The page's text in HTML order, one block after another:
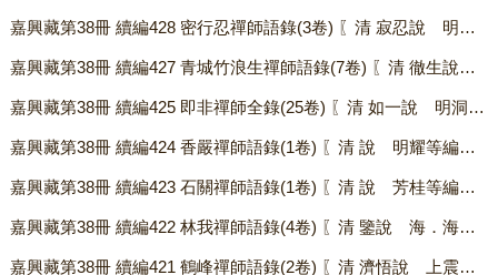
嘉興藏第38冊 續編428 密行忍禪師語錄(3卷) 〖清 寂忍說 明廣．明珍等編（依駒本印） 附嗣燈錄〗 .txt
嘉興藏第38冊 續編427 青城竹浪生禪師語錄(7卷) 〖清 徹生說 如鵬等編（依駒本印）〗 .txt
嘉興藏第38冊 續編425 即非禪師全錄(25卷) 〖清 如一說 明洞等編（依駒本印） 附佛祖圖〗 .txt
嘉興藏第38冊 續編424 香嚴禪師語錄(1卷) 〖清 說 明耀等編錄 葉燮序 有行實（依駒本印）〗 .txt
嘉興藏第38冊 續編423 石關禪師語錄(1卷) 〖清 說 芳桂等編（依駒本印）〗 .txt
嘉興藏第38冊 續編422 林我禪師語錄(4卷) 〖清 鑒說 海．海茲等編錄（依駒本印）〗 .txt
嘉興藏第38冊 續編421 鶴峰禪師語錄(2卷) 〖清 濟悟說 上震等編（依駒本印）〗 .txt